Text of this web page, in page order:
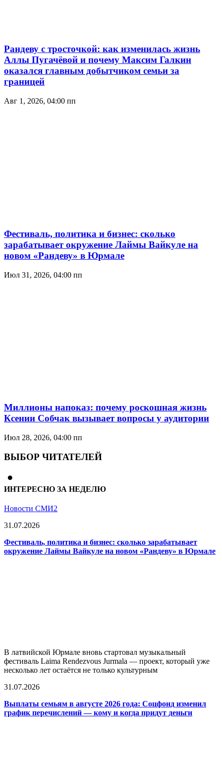
Рандеву с тросточкой: как изменилась жизнь
Аллы Пугачёвой и почему Максим Галкин
оказался главным добытчиком семьи за
границей
Авг 1, 2026, 04:00 пп
Фестиваль, политика и бизнес: сколько
зарабатывает окружение Лаймы Вайкуле на
новом «Рандеву» в Юрмале
Июл 31, 2026, 04:00 пп
Миллионы напоказ: почему роскошная жизнь
Ксении Собчак вызывает вопросы у аудитории
Июл 28, 2026, 04:00 пп
ВЫБОР ЧИТАТЕЛЕЙ
ИНТЕРЕСНО ЗА НЕДЕЛЮ
Новости СМИ2
31.07.2026
Фестиваль, политика и бизнес: сколько зарабатывает
окружение Лаймы Вайкуле на новом «Рандеву» в Юрмале
В латвийской Юрмале вновь стартовал музыкальный
фестиваль Laima Rendezvous Jurmala — проект, который уже
несколько лет остаётся не только культурным
31.07.2026
Выплаты семьям в августе 2026 года: Соцфонд изменил
график перечислений — кому и когда придут деньги